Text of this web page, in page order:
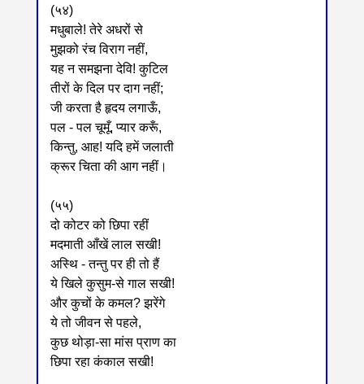
(५४)
मधुबाले! तेरे अधरों से
मुझको रंच विराग नहीं,
यह न समझना देवि! कुटिल
तीरों के दिल पर दाग नहीं;
जी करता है हृदय लगाऊँ,
पल - पल चूमूँ, प्यार करूँ,
किन्तु, आह! यदि हमें जलाती
क्रूर चिता की आग नहीं।
(५५)
दो कोटर को छिपा रहीं
मदमाती आँखें लाल सखी!
अस्थि - तन्तु पर ही तो हैं
ये खिले कुसुम-से गाल सखी!
और कुचों के कमल? झरेंगे
ये तो जीवन से पहले,
कुछ थोड़ा-सा मांस प्राण का
छिपा रहा कंकाल सखी!